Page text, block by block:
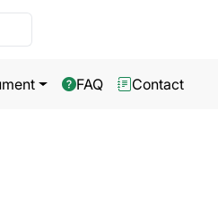
FAQ Contact